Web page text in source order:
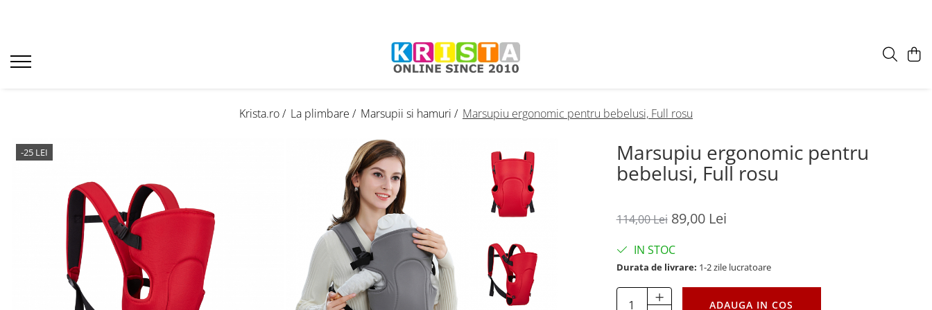
Krista.ro / La plimbare / Marsupii si hamuri / Marsupiu ergonomic pentru bebelusi, Full rosu
-25 LEI Marsupiu ergonomic pentru
bebelusi, Full rosu
114,00 Lei 89,00 Lei
IN STOC
Durata de livrare: 1-2 zile lucratoare
ADAUGA IN COS